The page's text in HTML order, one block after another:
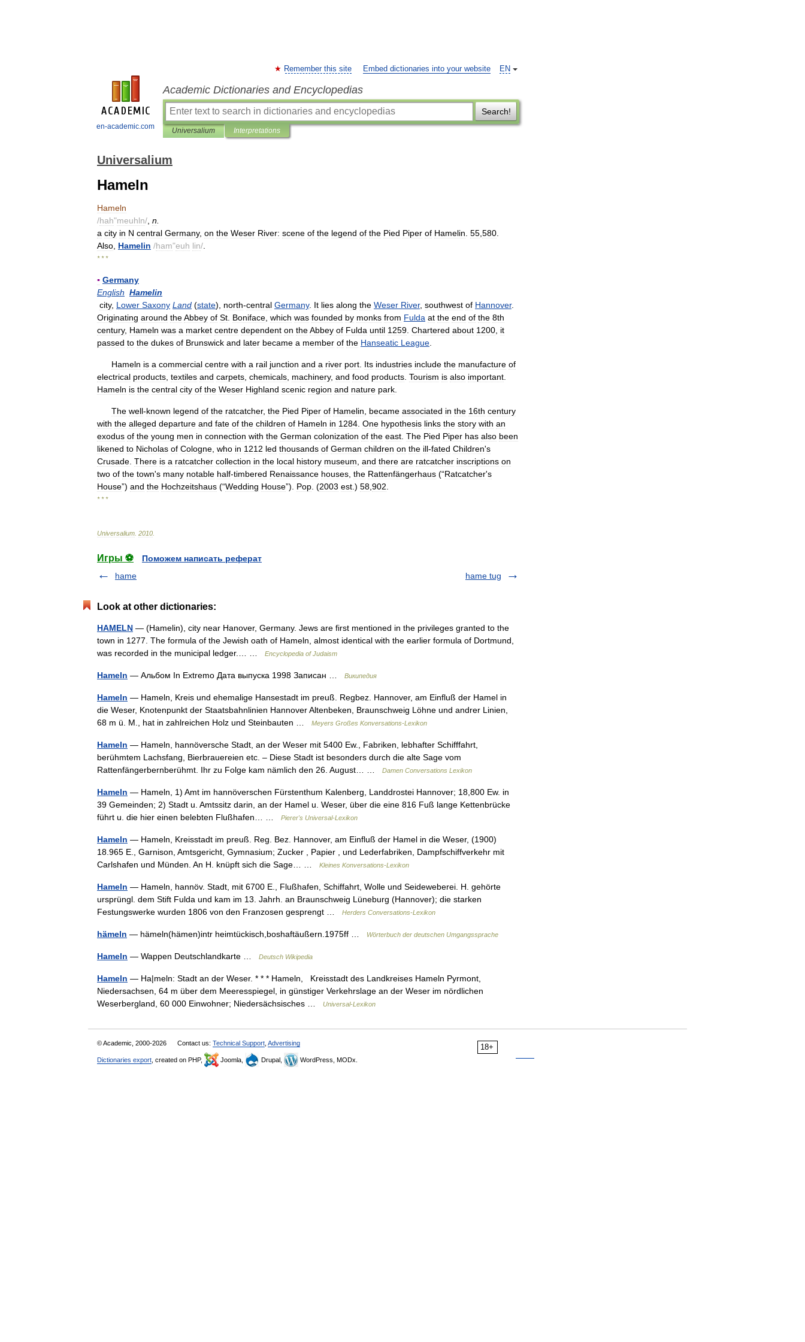
en-academic.com
EN
Remember this site Embed dictionaries into your website
Academic Dictionaries and Encyclopedias
Search!
Universalium Interpretations
Universalium
Hameln
Hameln
/hah"meuhln/ n
a city in N central Germany, on the Weser River: scene of the legend of the Pied Piper of Hamelin 55 580
Also Hamelin /ham"euh lin/
* * *
▪ Germany
English Hamelin
city, Lower Saxony Land (state), north-central Germany. It lies along the Weser River, southwest of Hannover.
Originating around theAbbey of St Boniface which was founded by monks from Fulda at the end of the 8th
century, Hameln was a market centre dependent on theAbbey of Fulda until 1259 Chartered about 1200 it
passed to the dukes of Brunswick and later became a member of the Hanseatic League
Hameln is a commercial centre with a rail junction and a river port Its industries include the manufacture of
electrical products textiles and carpets chemicals machinery, and food products Tourism is also important
Hameln is the central city of the Weser Highland scenic region and nature park
The well-known legend of the ratcatcher, the Pied Piper of Hamelin became associated in the 16th century
with the alleged departure and fate of the children of Hameln in 1284 One hypothesis links the story with an
exodus of the young men in connection with the German colonization of the east The Pied Piper has also been
likened to Nicholas of Cologne who in 1212 led thousands of German children on the ill-fated Children's
Crusade There is a ratcatcher collection in the local history museum and there are ratcatcher inscriptions on
two of the town's many notable half-timbered Renaissance houses the Rattenfängerhaus (“Ratcatcher's
House”) and the Hochzeitshaus (“Wedding House”). Pop . (2003 est .) 58 902
* * *
Universalium 2010
Игры ⚽
Поможем написать реферат
hame
hame tug
Look at other dictionaries:
HAMELN — (Hamelin), city near Hanover, Germany. Jews are first mentioned in the privileges granted to the
town in 1277. The formula of the Jewish oath of Hameln, almost identical with the earlier formula of Dortmund,
was recorded in the municipal ledger.… …
Encyclopedia of Judaism
Hameln — Альбом In Extremo Дата выпуска 1998 Записан … Википедия
Hameln — Hameln, Kreis und ehemalige Hansestadt im preuß. Regbez. Hannover, am Einfluß der Hamel in
die Weser, Knotenpunkt der Staatsbahnlinien Hannover Altenbeken, Braunschweig Löhne und andrer Linien,
68 m ü. M., hat in zahlreichen Holz und Steinbauten …
Meyers Großes Konversations-Lexikon
Hameln — Hameln, hannöversche Stadt, an der Weser mit 5400 Ew., Fabriken, lebhafter Schifffahrt,
berühmtem Lachsfang, Bierbrauereien etc. – Diese Stadt ist besonders durch die alte Sage vom
Rattenfängerbernberühmt. Ihr zu Folge kam nämlich den 26. August… …
Damen Conversations Lexikon
Hameln — Hameln, 1) Amt im hannöverschen Fürstenthum Kalenberg, Landdrostei Hannover; 18,800 Ew. in
39 Gemeinden; 2) Stadt u. Amtssitz darin, an der Hamel u. Weser, über die eine 816 Fuß lange Kettenbrücke
führt u. die hier einen belebten Flußhafen… …
Pierer's Universal-Lexikon
Hameln — Hameln, Kreisstadt im preuß. Reg. Bez. Hannover, am Einfluß der Hamel in die Weser, (1900)
18.965 E., Garnison, Amtsgericht, Gymnasium; Zucker , Papier , und Lederfabriken, Dampfschiffverkehr mit
Carlshafen und Münden. An H. knüpft sich die Sage… …
Kleines Konversations-Lexikon
Hameln — Hameln, hannöv. Stadt, mit 6700 E., Flußhafen, Schiffahrt, Wolle und Seideweberei. H. gehörte
ursprüngl. dem Stift Fulda und kam im 13. Jahrh. an Braunschweig Lüneburg (Hannover); die starken
Festungswerke wurden 1806 von den Franzosen gesprengt …
Herders Conversations-Lexikon
hämeln — hämeln(hämen)intr heimtückisch,boshaftäußern.1975ff … Wörterbuch der deutschen Umgangssprache
Hameln — Wappen Deutschlandkarte … Deutsch Wikipedia
Hameln — Ha|meln: Stadt an der Weser. * * * Hameln, Kreisstadt des Landkreises Hameln Pyrmont,
Niedersachsen, 64 m über dem Meeresspiegel, in günstiger Verkehrslage an der Weser im nördlichen
Weserbergland, 60 000 Einwohner; Niedersächsisches …
Universal-Lexikon
18+
© Academic, 2000-2026 Contact us: Technical Support Advertising
Dictionaries export , created on PHP, Joomla, Drupal, WordPress, MODx.